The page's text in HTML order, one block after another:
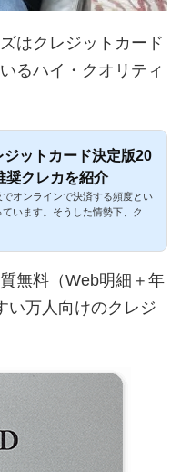
はクレジットカード
るハイ・クオリティ
ジットカード決定版20
奨クレカを紹介
オンラインで決済する頻度とい
います。そうした情勢下、クレ
無料（Web明細＋年
い万人向けのクレジ